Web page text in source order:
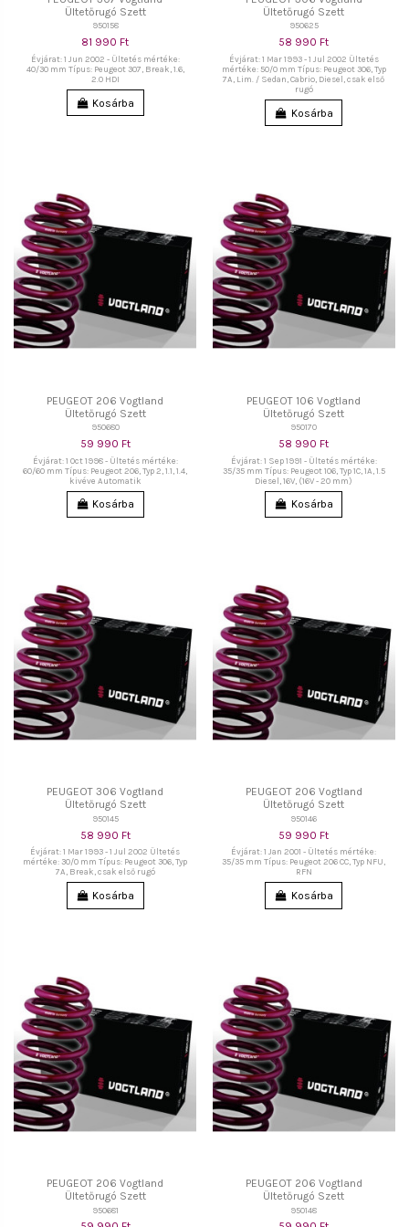
Ültetőrugó Szett
950158
81 990 Ft
Évjárat: 1 Jun 2002 - Ültetés mértéke:
40/30 mm Típus: Peugeot 307, Break, 1.6,
2.0 HDI
Kosárba
Ültetőrugó Szett
950625
58 990 Ft
Évjárat: 1 Mar 1993 - 1 Jul 2002 Ültetés
mértéke: 50/0 mm Típus: Peugeot 306, Typ
7A, Lim. / Sedan, Cabrio, Diesel, csak első
rugó
Kosárba
PEUGEOT 206 Vogtland
Ültetőrugó Szett
950680
59 990 Ft
Évjárat: 1 Oct 1998 - Ültetés mértéke:
60/60 mm Típus: Peugeot 206, Typ 2, 1.1, 1.4,
kivéve Automatik
Kosárba
PEUGEOT 106 Vogtland
Ültetőrugó Szett
950170
58 990 Ft
Évjárat: 1 Sep 1991 - Ültetés mértéke:
35/35 mm Típus: Peugeot 106, Typ 1C, 1A, 1.5
Diesel, 16V, (16V - 20 mm)
Kosárba
PEUGEOT 306 Vogtland
Ültetőrugó Szett
950145
58 990 Ft
Évjárat: 1 Mar 1993 - 1 Jul 2002 Ültetés
mértéke: 30/0 mm Típus: Peugeot 306, Typ
7A, Break, csak első rugó
Kosárba
PEUGEOT 206 Vogtland
Ültetőrugó Szett
950146
59 990 Ft
Évjárat: 1 Jan 2001 - Ültetés mértéke:
35/35 mm Típus: Peugeot 206 CC, Typ NFU,
RFN
Kosárba
PEUGEOT 206 Vogtland
Ültetőrugó Szett
950681
PEUGEOT 206 Vogtland
Ültetőrugó Szett
950148